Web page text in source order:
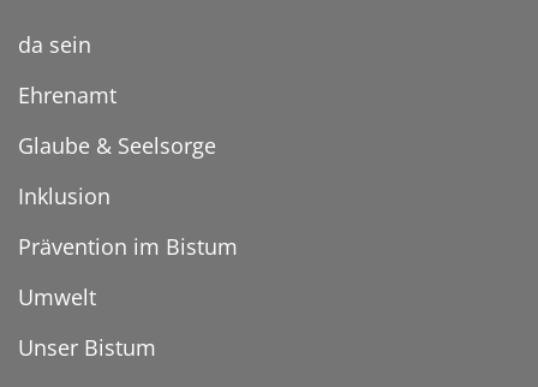
da sein
Ehrenamt
Glaube & Seelsorge
Inklusion
Prävention im Bistum
Umwelt
Unser Bistum